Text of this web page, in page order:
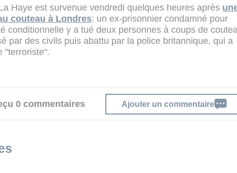
Haye est survenue vendredi quelques heures après
couteau à Londres: un ex-prisonnier condamné pour
conditionnelle y a tué deux personnes à coups de
par des civils puis abattu par la police britannique, qui a
"terroriste".
0 commentaires Ajouter un commentaire